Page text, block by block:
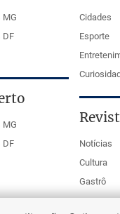
MG
DF
MG
DF
Cidades
Esporte
Notícias
Cultura
Gastrô